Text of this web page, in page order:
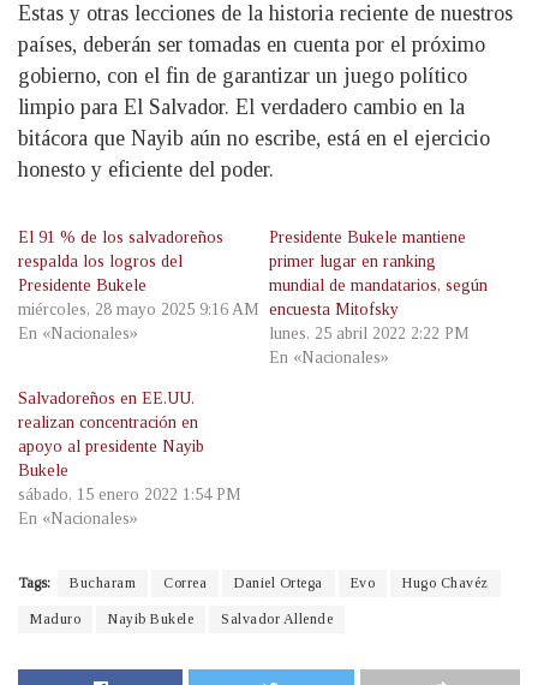
Estas y otras lecciones de la historia reciente de nuestros
países, deberán ser tomadas en cuenta por el próximo
gobierno, con el fin de garantizar un juego político
limpio para El Salvador. El verdadero cambio en la
bitácora que Nayib aún no escribe, está en el ejercicio
honesto y eficiente del poder.
El 91 % de los salvadoreños
respalda los logros del
Presidente Bukele
miércoles, 28 mayo 2025 9:16 AM
En «Nacionales»
Presidente Bukele mantiene
primer lugar en ranking
mundial de mandatarios, según
encuesta Mitofsky
lunes, 25 abril 2022 2:22 PM
En «Nacionales»
Salvadoreños en EE.UU.
realizan concentración en
apoyo al presidente Nayib
Bukele
sábado, 15 enero 2022 1:54 PM
En «Nacionales»
Tags: Bucharam Correa Daniel Ortega Evo Hugo Chavéz
Maduro Nayib Bukele Salvador Allende